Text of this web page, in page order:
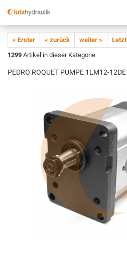
« Erster « zurück weiter »
1299 Artikel in dieser Kategorie
PEDRO ROQUET PUMPE 1LM12-